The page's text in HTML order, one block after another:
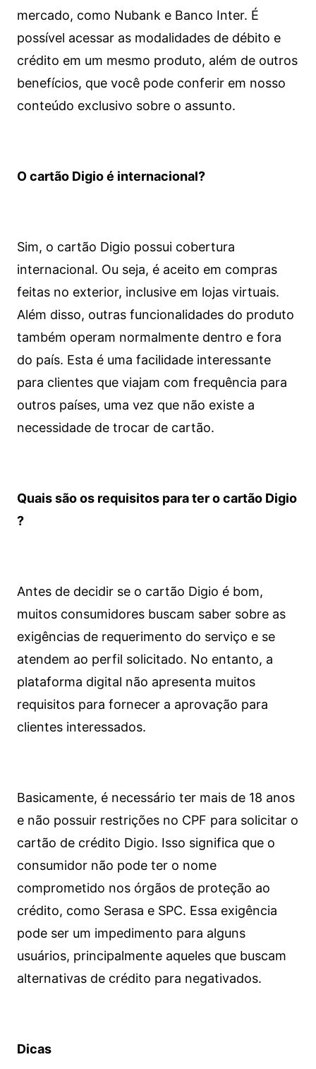
mercado, como Nubank e Banco Inter. É
possível acessar as modalidades de débito e
crédito em um mesmo produto, além de outros
benefícios, que você pode conferir em nosso
conteúdo exclusivo sobre o assunto.
O cartão Digio é internacional?
Sim, o cartão Digio possui cobertura
internacional. Ou seja, é aceito em compras
feitas no exterior, inclusive em lojas virtuais.
Além disso, outras funcionalidades do produto
também operam normalmente dentro e fora
do país. Esta é uma facilidade interessante
para clientes que viajam com frequência para
outros países, uma vez que não existe a
necessidade de trocar de cartão.
Quais são os requisitos para ter o cartão Digio
?
Antes de decidir se o cartão Digio é bom,
muitos consumidores buscam saber sobre as
exigências de requerimento do serviço e se
atendem ao perfil solicitado. No entanto, a
plataforma digital não apresenta muitos
requisitos para fornecer a aprovação para
clientes interessados.
Basicamente, é necessário ter mais de 18 anos
e não possuir restrições no CPF para solicitar o
cartão de crédito Digio. Isso significa que o
consumidor não pode ter o nome
comprometido nos órgãos de proteção ao
crédito, como Serasa e SPC. Essa exigência
pode ser um impedimento para alguns
usuários, principalmente aqueles que buscam
alternativas de crédito para negativados.
Dicas